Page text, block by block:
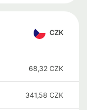
CZK
68,32 CZK
341,58 CZK